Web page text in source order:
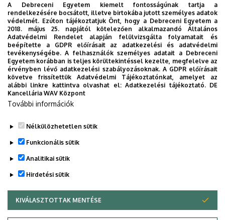
10 11 12 13 14 15 16
17 18 19 20 21 22 23
24 25 26 27 28 29 30
31 1
A Debreceni Egyetem kiemelt fontosságúnak tartja a
rendelkezésére bocsátott, illetve birtokába jutott személyes adatok
védelmét. Ezúton tájékoztatjuk Önt, hogy a Debreceni Egyetem a
2018. május 25. napjától kötelezően alkalmazandó Általános
Adatvédelmi Rendelet alapján felülvizsgálta folyamatait és
beépítette a GDPR előírásait az adatkezelési és adatvédelmi
tevékenységébe. A felhasználók személyes adatait a Debreceni
Egyetem korábban is teljes körültekintéssel kezelte, megfelelve az
érvényben lévő adatkezelési szabályozásoknak. A GDPR előírásait
követve frissítettük Adatvédelmi Tájékoztatónkat, amelyet az
alábbi linkre kattintva olvashat el:Adatkezelési tájékoztató. DE
Kancellária WAV Központ
További információk
Nélkülözhetetlen sütik
Funkcionális sütik
Analitikai sütik
Hirdetési sütik
KIVÁLASZTOTTAK MENTÉSE
WITHDRAW CONSENT